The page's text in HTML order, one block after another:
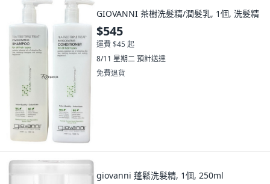
GIOVANNI 茶樹洗髮精/潤髮乳, 1個, 洗髮精
$545
運費 $45 起
8/11 星期二預計送達
免費退貨
giovanni 蓬鬆洗髮精, 1個, 250ml